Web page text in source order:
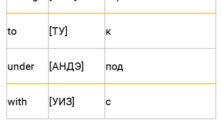
to [ТУ] к
under [АНДЭ] под
with [УИЗ] с